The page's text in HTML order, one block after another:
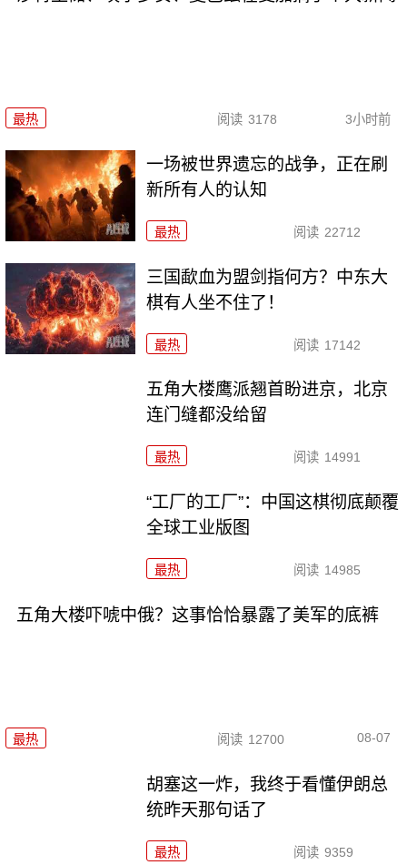
最热 阅读 3178 3小时前
一场被世界遗忘的战争，正在刷
新所有人的认知
最热 阅读 22712
三国歃血为盟剑指何方？中东大
棋有人坐不住了！
最热 阅读 17142
五角大楼鹰派翘首盼进京，北京
连门缝都没给留
最热 阅读 14991
“工厂的工厂”：中国这棋彻底颠覆
全球工业版图
最热 阅读 14985
五角大楼吓唬中俄？这事恰恰暴露了美军的底裤
最热 阅读 12700 08-07
胡塞这一炸，我终于看懂伊朗总
统昨天那句话了
最热 阅读 9359